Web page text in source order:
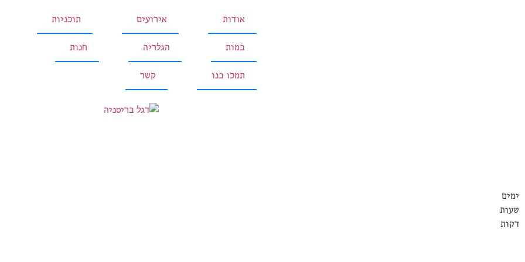
אודות אירועים תוכניות
במות הגלריה חנות
תמכו בנו קשר
ימים
שעות
דקות